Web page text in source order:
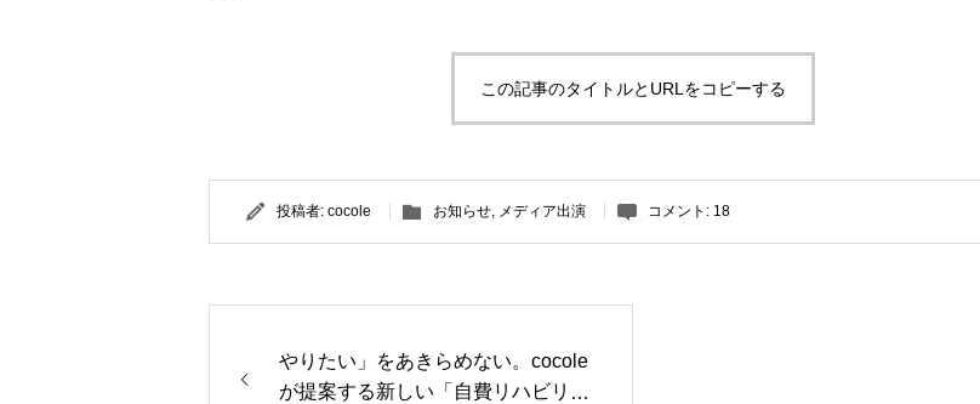
この記事のタイトルとURLをコピーする
投稿者: cocole お知らせ, メディア出演 コメント: 18
やりたい」をあきらめない。cocole
が提案する新しい「自費リハビリ」